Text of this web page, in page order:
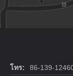
โทร:
86-139-